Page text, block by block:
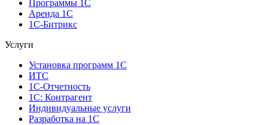
Программы 1С
Аренда 1С
1С-Битрикс
Услуги
Установка программ 1С
ИТС
1С-Отчетность
1С: Контрагент
Индивидуальные услуги
Разработка на 1С